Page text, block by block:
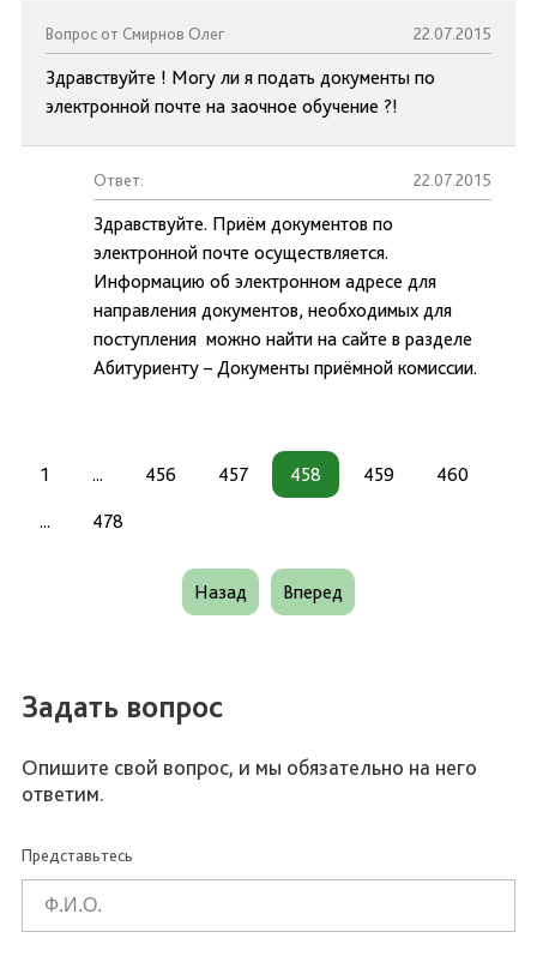
Вопрос от Смирнов Олег 22.07.2015
Здравствуйте ! Могу ли я подать документы по
электронной почте на заочное обучение ?!
Ответ: 22.07.2015
Здравствуйте. Приём документов по
электронной почте осуществляется.
Информацию об электронном адресе для
направления документов, необходимых для
поступления можно найти на сайте в разделе
Абитуриенту – Документы приёмной комиссии.
1 ... 456 457 458 459 460
... 478
Назад Вперед
Задать вопрос
Опишите свой вопрос, и мы обязательно на него
ответим.
Представьтесь